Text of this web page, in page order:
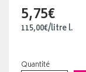
5,75€
115,00€/litrel.
Quantité